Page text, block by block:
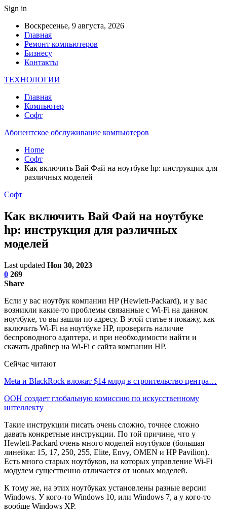
Sign in
Воскресенье, 9 августа, 2026
Главная
Ремонт компьютеров
Бизнесу
Контакты
ТЕХНОЛОГИИ
Главная
Компьютер
Софт
Абонентское обслуживание компьютеров
Home
Софт
Как включить Вай Фай на ноутбуке hp: инструкция для
различных моделей
Софт
Как включить Вай Фай на ноутбуке
hp: инструкция для различных
моделей
Last updated Ноя 30, 2023
0 269
Share
Если у вас ноутбук компании HP (Hewlett-Packard), и у вас
возникли какие-то проблемы связанные с Wi-Fi на данном
ноутбуке, то вы зашли по адресу. В этой статье я покажу, как
включить Wi-Fi на ноутбуке HP, проверить наличие
беспроводного адаптера, и при необходимости найти и
скачать драйвер на Wi-Fi с сайта компании HP.
Сейчас читают
Meta и BlackRock вложат $14 млрд в строительство центра…
ООН создает глобальную комиссию по искусственному
интеллекту
Такие инструкции писать очень сложно, точнее сложно
давать конкретные инструкции. По той причине, что у
Hewlett-Packard очень много моделей ноутбуков (большая
линейка: 15, 17, 250, 255, Elite, Envy, OMEN и HP Pavilion).
Есть много старых ноутбуков, на которых управление Wi-Fi
модулем существенно отличается от новых моделей.
К тому же, на этих ноутбуках установлены разные версии
Windows. У кого-то Windows 10, или Windows 7, а у кого-то
вообще Windows XP.